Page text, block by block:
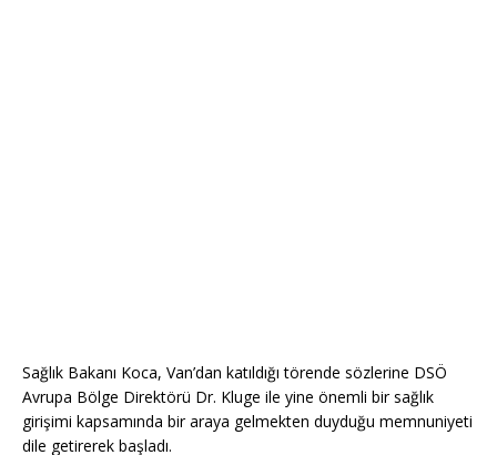
Sağlık Bakanı Koca, Van’dan katıldığı törende sözlerine DSÖ
Avrupa Bölge Direktörü Dr. Kluge ile yine önemli bir sağlık
girişimi kapsamında bir araya gelmekten duyduğu memnuniyeti
dile getirerek başladı.